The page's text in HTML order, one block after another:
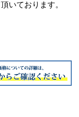
いております。